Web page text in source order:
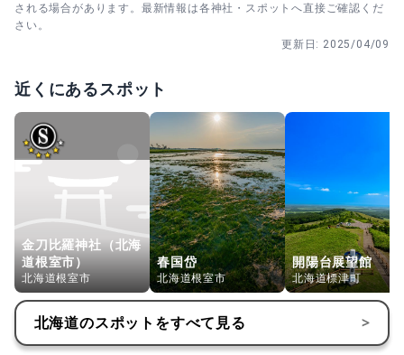
される場合があります。最新情報は各神社・スポットへ直接ご確認くだ
さい。
更新日: 2025/04/09
近くにあるスポット
金刀比羅神社（北海
道根室市）
北海道根室市
春国岱
北海道根室市
開陽台展望館
北海道標津町
北海道のスポットをすべて見る >